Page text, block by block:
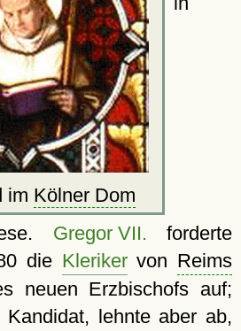
im Kölner Dom
Gregor VII. forderte
die Klerikervon Reims
neuen Erzbischofs auf;
lehnte aber ab,